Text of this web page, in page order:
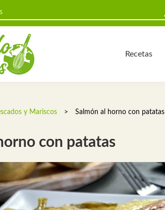
Recetas
y Mariscos > Salmón al horno con patatas
con patatas